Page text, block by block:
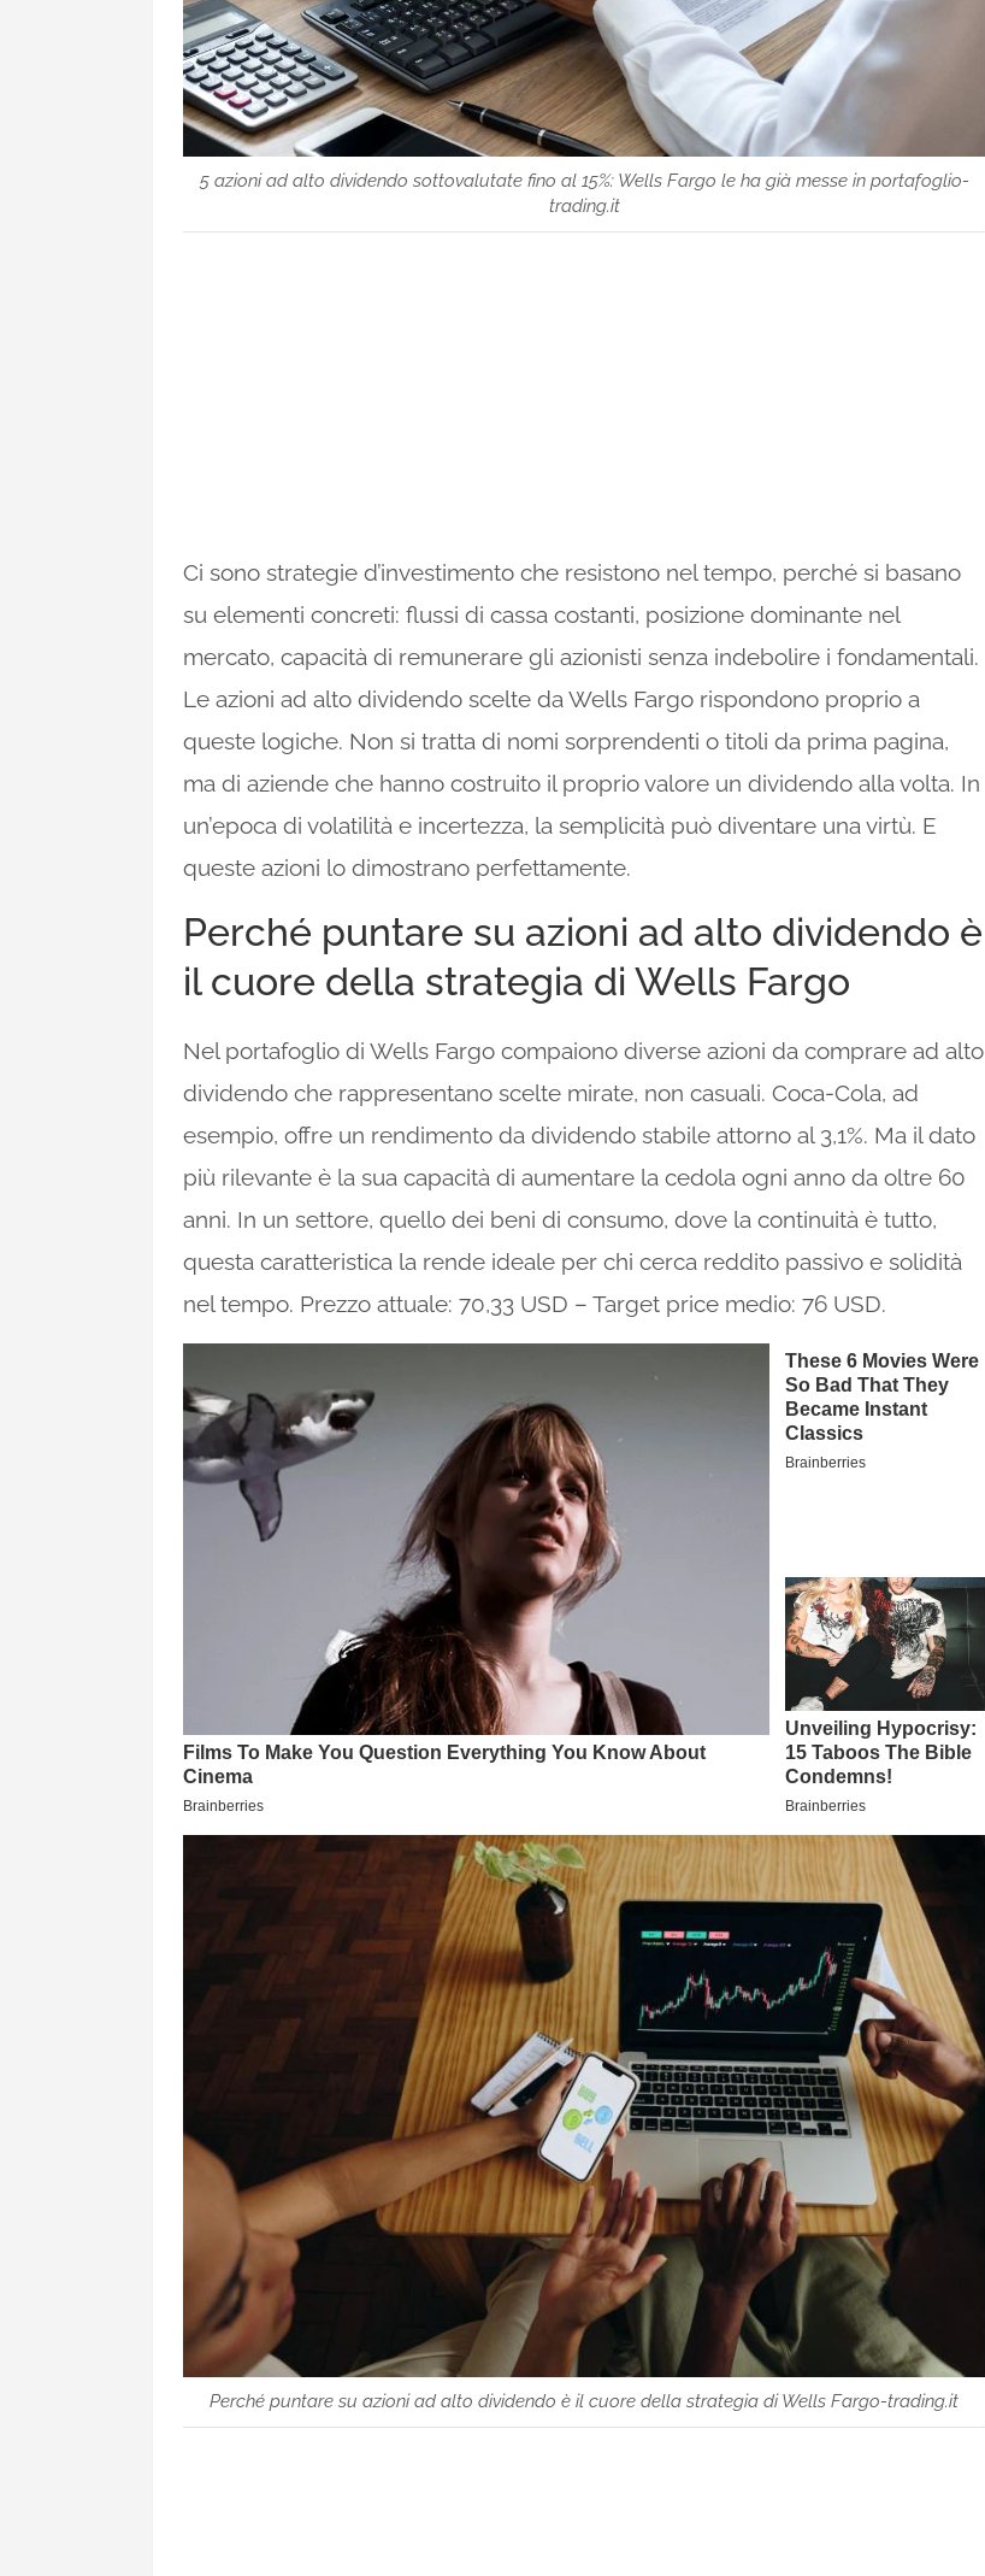
5 azioni ad alto dividendo sottovalutate fino al 15%: Wells Fargo le ha già messe in portafoglio-
trading.it
Ci sono strategie d’investimento che resistono nel tempo, perché si basano
su elementi concreti: flussi di cassa costanti, posizione dominante nel
mercato, capacità di remunerare gli azionisti senza indebolire i fondamentali.
Le azioni ad alto dividendo scelte da Wells Fargo rispondono proprio a
queste logiche. Non si tratta di nomi sorprendenti o titoli da prima pagina,
ma di aziende che hanno costruito il proprio valore un dividendo alla volta. In
un’epoca di volatilità e incertezza, la semplicità può diventare una virtù. E
queste azioni lo dimostrano perfettamente.
Perché puntare su azioni ad alto dividendo è
il cuore della strategia di Wells Fargo
Nel portafoglio di Wells Fargo compaiono diverse azioni da comprare ad alto
dividendo che rappresentano scelte mirate, non casuali. Coca-Cola, ad
esempio, offre un rendimento da dividendo stabile attorno al 3,1%. Ma il dato
più rilevante è la sua capacità di aumentare la cedola ogni anno da oltre 60
anni. In un settore, quello dei beni di consumo, dove la continuità è tutto,
questa caratteristica la rende ideale per chi cerca reddito passivo e solidità
nel tempo. Prezzo attuale: 70,33 USD – Target price medio: 76 USD.
Perché puntare su azioni ad alto dividendo è il cuore della strategia di Wells Fargo-trading.it